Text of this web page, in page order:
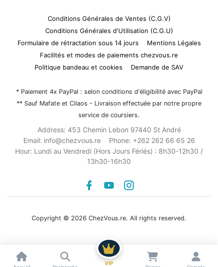
Conditions Générales de Ventes (C.G.V)
Conditions Générales d'Utilisation (C.G.U)
Formulaire de rétractation sous 14 jours
Mentions Légales
Facilités et modes de paiements chezvous.re
Politique bandeau et cookies
Demande de SAV
* Paiement 4x PayPal : selon conditions d'éligibilité avec PayPal
** Sauf Mafate et Cilaos - Livraison effectuée par notre propre
service de coursiers.
Address: 453 Chemin Lebon 97440 St André
Email: info@chezvous.re Phone: +262 262 66 65 26
Hour: Lundi au Vendredi (Hors Jours Fériés) : 8h30-12h30 /
13h30-16h30
Facebook
youtube
instagram
Copyright © 2026 ChezVous.re. All rights reserved.
VIP
Voir les résultats